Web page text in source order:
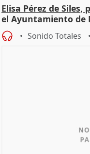
Elisa Pérez de Siles,
el Ayuntamiento de
Sonido Totales